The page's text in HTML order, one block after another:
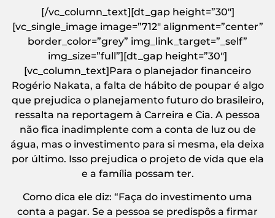
[/vc_column_text][dt_gap height=”30″]
[vc_single_image image=”712″ alignment=”center”
border_color=”grey” img_link_target=”_self”
img_size=”full”][dt_gap height=”30″]
[vc_column_text]Para o planejador financeiro
Rogério Nakata, a falta de hábito de poupar é algo
que prejudica o planejamento futuro do brasileiro,
ressalta na reportagem à Carreira e Cia. A pessoa
não fica inadimplente com a conta de luz ou de
água, mas o investimento para si mesma, ela deixa
por último. Isso prejudica o projeto de vida que ela
e a família possam ter.
Como dica ele diz: “Faça do investimento uma
conta a pagar. Se a pessoa se predispôs a firmar